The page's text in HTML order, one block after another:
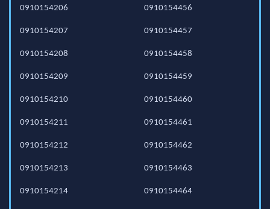
0910154206
0910154207
0910154208
0910154209
0910154210
0910154211
0910154212
0910154213
0910154214
0910154456
0910154457
0910154458
0910154459
0910154460
0910154461
0910154462
0910154463
0910154464